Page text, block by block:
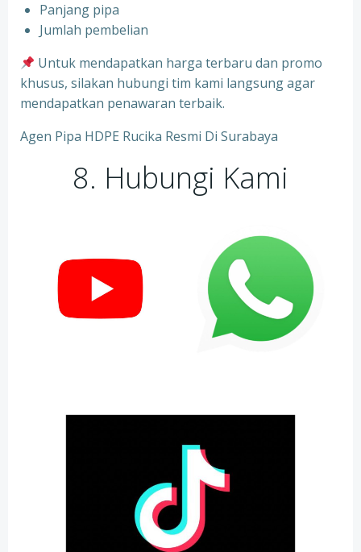
⁠Panjang pipa
⁠Jumlah pembelian
Untuk mendapatkan harga terbaru dan promo
khusus, silakan hubungi tim kami langsung agar
mendapatkan penawaran terbaik.
Agen Pipa HDPE Rucika Resmi Di Surabaya
8. Hubungi Kami